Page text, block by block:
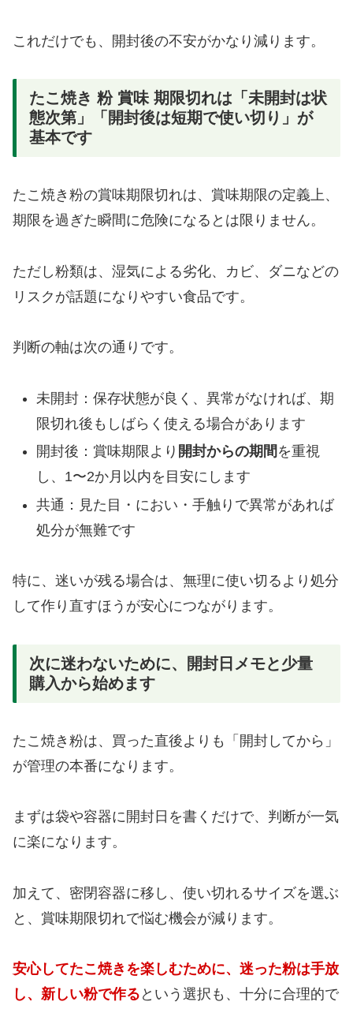
これだけでも、開封後の不安がかなり減ります。
たこ焼き 粉 賞味 期限切れは「未開封は状
態次第」「開封後は短期で使い切り」が
基本です
たこ焼き粉の賞味期限切れは、賞味期限の定義上、
期限を過ぎた瞬間に危険になるとは限りません。
ただし粉類は、湿気による劣化、カビ、ダニなどの
リスクが話題になりやすい食品です。
判断の軸は次の通りです。
未開封：保存状態が良く、異常がなければ、期
限切れ後もしばらく使える場合があります
開封後：賞味期限より 開封からの期間 を重視
し、1〜2か月以内を目安にします
共通：見た目・におい・手触りで異常があれば
処分が無難です
特に、迷いが残る場合は、無理に使い切るより処分
して作り直すほうが安心につながります。
次に迷わないために、開封日メモと少量
購入から始めます
たこ焼き粉は、買った直後よりも「開封してから」
が管理の本番になります。
まずは袋や容器に開封日を書くだけで、判断が一気
に楽になります。
加えて、密閉容器に移し、使い切れるサイズを選ぶ
と、賞味期限切れで悩む機会が減ります。
安心してたこ焼きを楽しむために、迷った粉は手放
し、新しい粉で作る という選択も、十分に合理的で